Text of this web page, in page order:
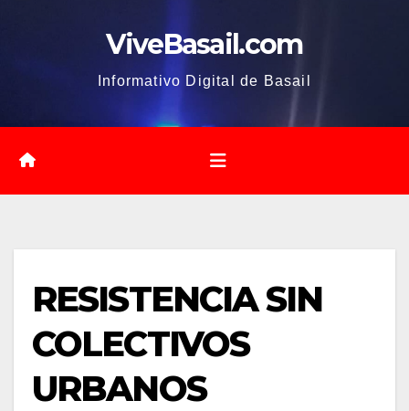
ViveBasail.com
Informativo Digital de Basail
RESISTENCIA SIN
COLECTIVOS
URBANOS